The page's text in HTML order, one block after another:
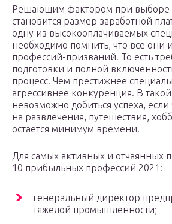
Решающим фактором при выборе
становится размер заработной
одну из высокооплачиваемых
необходимо помнить, что все они
профессий-призваний. То есть
подготовки и полной
процесс. Чем престижнее
агрессивнее конкуренция. В
невозможно добиться успеха, если
на развлечения, путешествия,
остается минимум времени.
Для самых активных и отчаянных
10 прибыльных профессий 2021:
генеральный директор
тяжелой промышленности;